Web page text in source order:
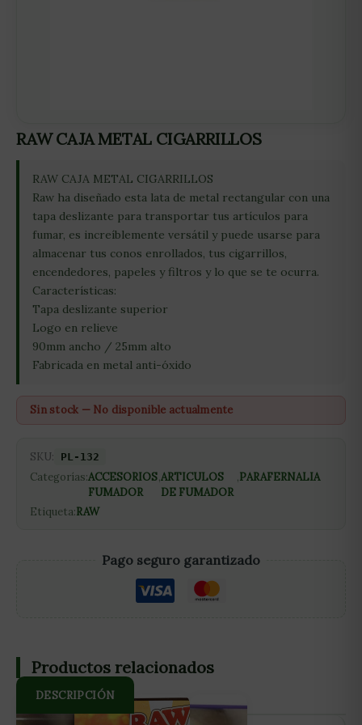
RAW CAJA METAL CIGARRILLOS
RAW CAJA METAL CIGARRILLOS
Raw ha diseñado esta lata de metal rectangular con una
tapa deslizante para transportar tus artículos para
fumar, es increíblemente versátil y puede usarse para
almacenar tus conos enrollados, tus cigarrillos,
encendedores, papeles y filtros y lo que se te ocurra.
Características:
Tapa deslizante superior
Logo en relieve
90mm ancho / 25mm alto
Fabricada en metal anti-óxido
Sin stock — No disponible actualmente
SKU: PL-132
Categorías:ACCESORIOS
FUMADOR
,ARTICULOS
DE FUMADOR
,PARAFERNALIA
Etiqueta:RAW
Pago seguro garantizado
DESCRIPCIÓN
Productos relacionados